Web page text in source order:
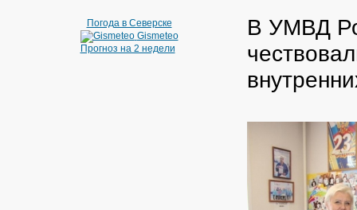
Погода в Северске
Gismeteo
Прогноз на 2 недели
В УМВД